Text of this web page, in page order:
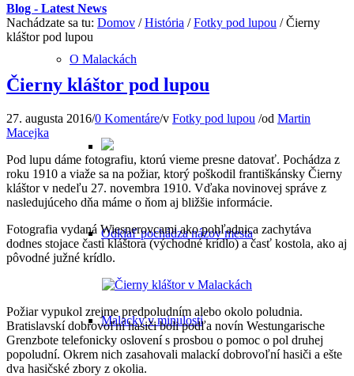
O Malackách
Odkiaľ pochádza názov mesta
Malacky v minulosti
Blog - Latest News
Nachádzate sa tu: Domov / História / Fotky pod lupou / Čierny
kláštor pod lupou
Čierny kláštor pod lupou
27. augusta 2016/0 Komentáre/v Fotky pod lupou /od Martin
Macejka
Pod lupu dáme fotografiu, ktorú vieme presne datovať. Pochádza z
roku 1910 a viaže sa na požiar, ktorý poškodil františkánsky Čierny
kláštor v nedeľu 27. novembra 1910. Vďaka novinovej správe z
nasledujúceho dňa máme o ňom aj bližšie informácie.
Fotografia vydaná Wiesnerovcami ako pohľadnica zachytáva
dodnes stojace časti kláštora (východné krídlo) a časť kostola, ako aj
pôvodné južné krídlo.
Požiar vypukol zrejme predpoludním alebo okolo poludnia.
Bratislavskí dobrovoľní hasiči boli podľa novín Westungarische
Grenzbote telefonicky oslovení s prosbou o pomoc o pol druhej
popoludní. Okrem nich zasahovali malackí dobrovoľní hasiči a ešte
dva hasičské zbory z okolia.